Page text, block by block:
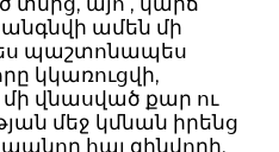
ամեն մի
պաշտոնապես
կկառուցվի,
վնասված քար ու
մեջ կմնան իրենց
հայ զինվորի,